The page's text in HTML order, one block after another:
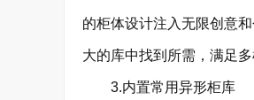
的柜体设计注入无限创意
大的库中找到所需，满足
3.内置常用异形柜库